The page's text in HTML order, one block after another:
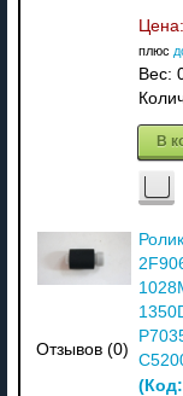
Цена:
плюс
Вес:
В
Отзывов (0)
(Код: